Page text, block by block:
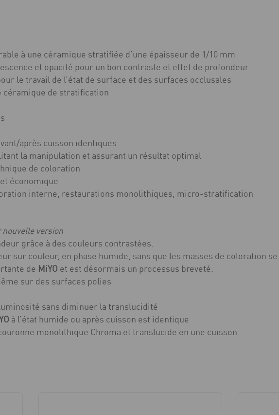
à une céramique stratifiée d’une épaisseur de 1/10 mm
et opacité pour un bon contraste et effet de profondeur
le travail de l’état de surface et des surfaces occlusales
céramique de stratification
après cuisson identiques
la manipulation et assurant un résultat optimal
de coloration
économique
interne, restaurations monolithiques, micro-stratification
version
grâce à des couleurs contrastées.
sur couleur, en phase humide, sans que les masses de coloration
de MiYO et est désormais un processus breveté.
sur des surfaces polies
sans diminuer la translucidité
à l’état humide ou après cuisson est identique
monolithique Chroma et translucide en une cuisson